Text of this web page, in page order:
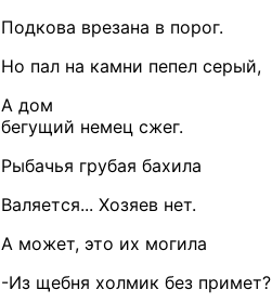
Подкова врезана в порог.
Но пал на камни пепел серый,
А дом
бегущий немец сжег.
Рыбачья грубая бахила
Валяется... Хозяев нет.
А может, это их могила
-Из щебня холмик без примет?